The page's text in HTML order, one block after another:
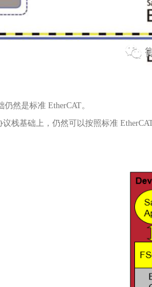
仍然是标准 EtherCAT。
议栈基础上，仍然可以按照标准